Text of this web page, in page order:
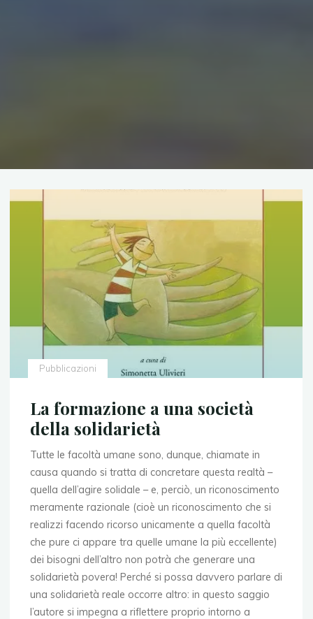
Pubblicazioni
La formazione a una società
della solidarietà
Tutte le facoltà umane sono, dunque, chiamate in
causa quando si tratta di concretare questa realtà –
quella dell’agire solidale – e, perciò, un riconoscimento
meramente razionale (cioè un riconoscimento che si
realizzi facendo ricorso unicamente a quella facoltà
che pure ci appare tra quelle umane la più eccellente)
dei bisogni dell’altro non potrà che generare una
solidarietà povera! Perché si possa davvero parlare di
una solidarietà reale occorre altro: in questo saggio
l’autore si impegna a riflettere proprio intorno a